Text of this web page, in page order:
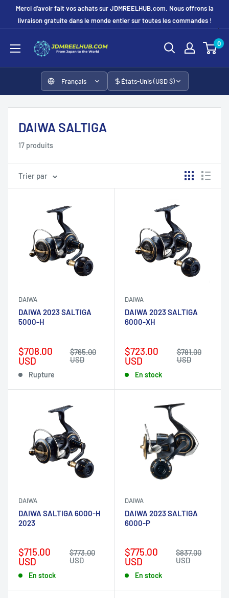
PasserMerci d'avoir fait vos achats sur JDMREELHUB.com. Nous offrons la
livraison gratuite dans le monde entier sur toutes les commandes !
JDMREELHUB 0
Français États-Unis (USD $)
DAIWA SALTIGA
17 produits
Trier par
DAIWA
DAIWA 2023 SALTIGA
5000-H
Prix
réduit
$708.00
USD
Prix
normal
$765.00
USD
Rupture
DAIWA
DAIWA 2023 SALTIGA
6000-XH
Prix
réduit
$723.00
USD
Prix
normal
$781.00
USD
En stock
DAIWA
DAIWA SALTIGA 6000-H
2023
Prix
réduit
$715.00
USD
Prix
normal
$773.00
USD
En stock
DAIWA
DAIWA 2023 SALTIGA
6000-P
Prix
réduit
$775.00
USD
Prix
normal
$837.00
USD
En stock